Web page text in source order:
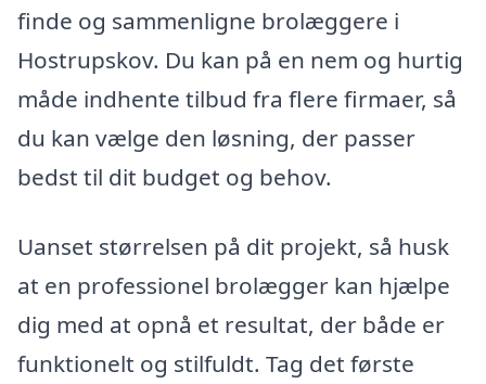
finde og sammenligne brolæggere i
Hostrupskov. Du kan på en nem og hurtig
måde indhente tilbud fra flere firmaer, så
du kan vælge den løsning, der passer
bedst til dit budget og behov.
Uanset størrelsen på dit projekt, så husk
at en professionel brolægger kan hjælpe
dig med at opnå et resultat, der både er
funktionelt og stilfuldt. Tag det første